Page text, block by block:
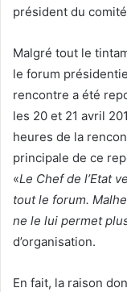
président du
Malgré tout le
le forum
rencontre a été
les 20 et 21 avril
heures de la
principale de ce
«Le Chef de l’Etat
tout le forum.
ne le lui permet
d’organisation.
En fait, la raison